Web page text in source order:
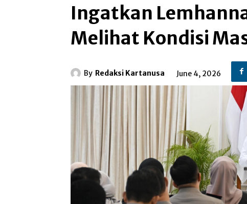
Ingatkan
Melihat Kondisi
By Redaksi Kartanusa June 4, 2026